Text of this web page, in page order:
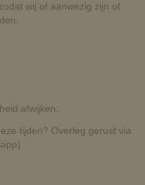
wij of aanwezig zijn of
afwijken.
tijden? Overleg gerust via